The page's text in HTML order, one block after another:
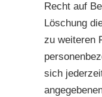
Recht auf
Löschung
zu weiteren
sich